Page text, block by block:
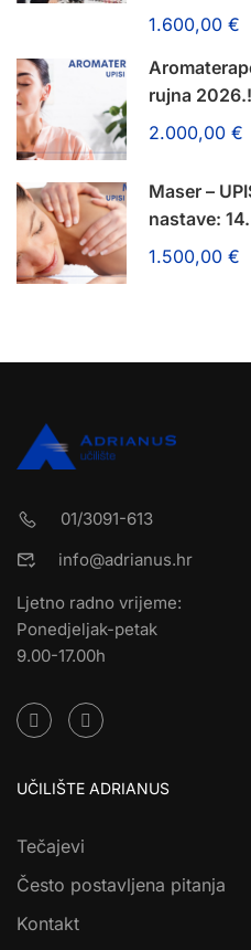
1.600,00 €
rujna 2026.!
2.000,00 €
Maser –
nastave:
1.500,00 €
01/3091-613
info@adrianus.hr
Ljetno radno vrijeme:
Ponedjeljak-petak
9.00-17.00h
UČILIŠTE ADRIANUS
Tečajevi
Često postavljena pitanja
Kontakt